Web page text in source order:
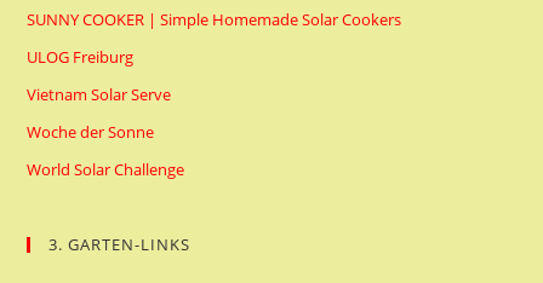
SUNNY COOKER | Simple Homemade Solar Cookers
ULOG Freiburg
Vietnam Solar Serve
Woche der Sonne
World Solar Challenge
3. GARTEN-LINKS